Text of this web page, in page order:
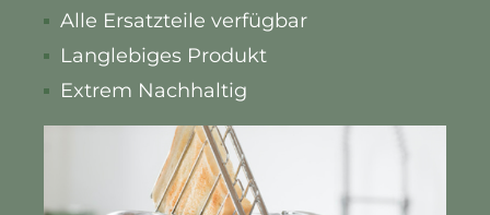
Alle Ersatzteile verfügbar
Langlebiges Produkt
Extrem Nachhaltig